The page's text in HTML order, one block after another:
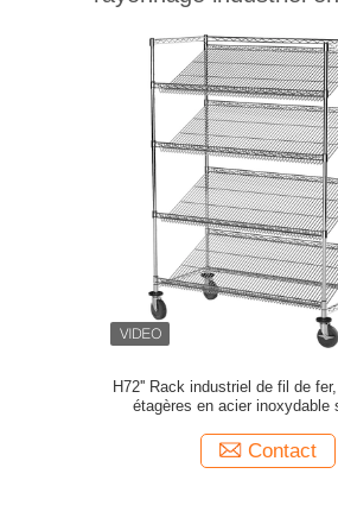
H72'' Rack industriel de fil de
étagères en acier inoxydable
Contact